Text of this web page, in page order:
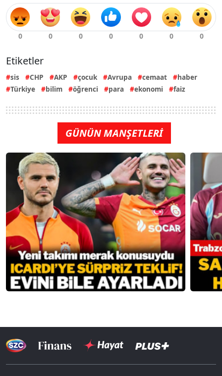
Etiketler
sis CHP AKP çocuk Avrupa cemaat
haber
Türkiye
bilim öğrenci para ekonomi faiz
GÜNÜN MANŞETLERİ